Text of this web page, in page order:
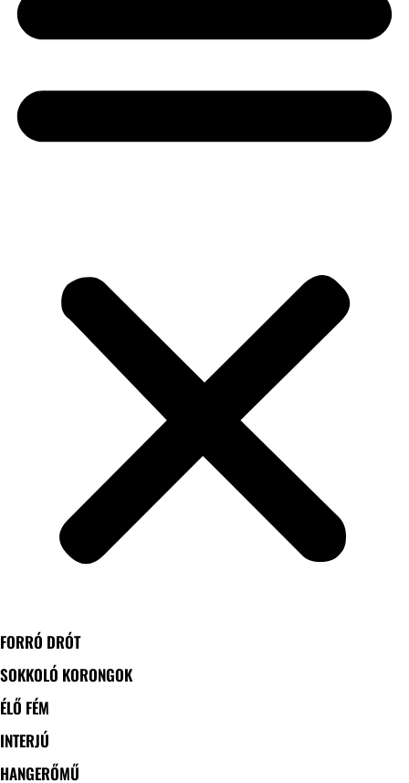
FORRÓ DRÓT
SOKKOLÓ KORONGOK
ÉLŐ FÉM
INTERJÚ
HANGERŐMŰ